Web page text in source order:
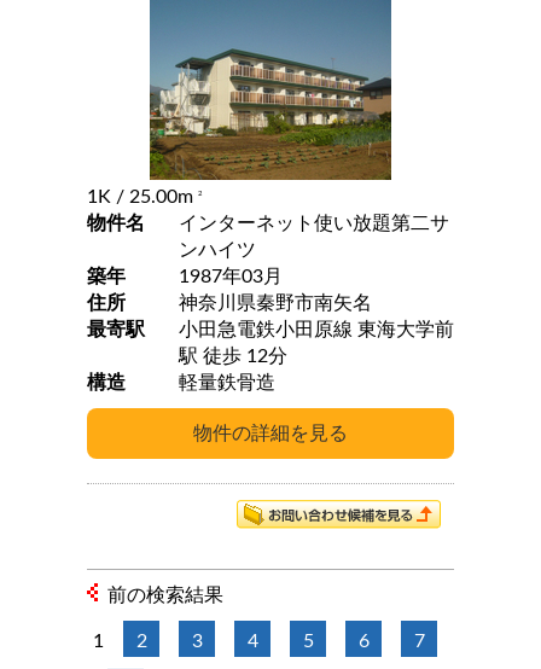
1K / 25.00m 2
物件名
インターネット使い放題第二サ
ンハイツ
築年
1987年03月
住所
神奈川県秦野市南矢名
最寄駅
小田急電鉄小田原線 東海大学前
駅 徒歩 12分
構造
軽量鉄骨造
前の検索結果
1 2 3 4 5 6 7